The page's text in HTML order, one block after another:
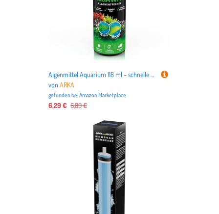
Algenmittel Aquarium 118 ml – schnelle Hilfe bei Faden-, Punkt- & Grünalgen – kupferfrei & pflanzensicher – reduziert sichtbare Algenprobleme in Süßwasseraquarien – für klares Wasser – ARKA Algaway
vonARKA
gefunden beiAmazon Marketplace
6,29 € 6,89 €